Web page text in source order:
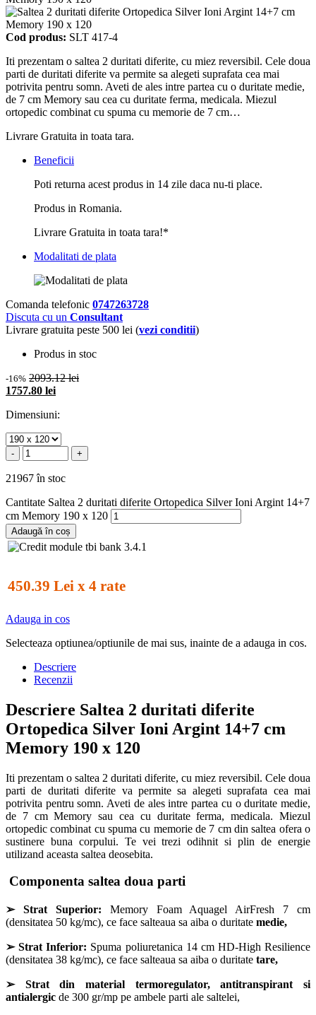
Cod produs: SLT 417-4
Iti prezentam o saltea 2 duritati diferite, cu miez reversibil. Cele doua
parti de duritati diferite va permite sa alegeti suprafata cea mai
potrivita pentru somn. Aveti de ales intre partea cu o duritate medie,
de 7 cm Memory sau cea cu duritate ferma, medicala. Miezul
ortopedic combinat cu spuma cu memorie de 7 cm…
Livrare Gratuita in toata tara.
Beneficii
Poti returna acest produs in 14 zile daca nu-ti place.
Produs in Romania.
Livrare Gratuita in toata tara!*
Modalitati de plata
Comanda telefonic 0747263728
Discuta cu un Consultant
Livrare gratuita peste 500 lei (vezi conditii)
Produs in stoc
-16% 2093.12 lei
1757.80 lei
Dimensiuni:
- +
21967 în stoc
Cantitate Saltea 2 duritati diferite Ortopedica Silver Ioni Argint 14+7
cm Memory 190 x 120
Adaugă în coș
450.39 Lei x 4 rate
Adauga in cos
Selecteaza optiunea/optiunile de mai sus, inainte de a adauga in cos.
Descriere
Recenzii
Descriere Saltea 2 duritati diferite
Ortopedica Silver Ioni Argint 14+7 cm
Memory 190 x 120
Iti prezentam o saltea 2 duritati diferite, cu miez reversibil. Cele doua
parti de duritati diferite va permite sa alegeti suprafata cea mai
potrivita pentru somn. Aveti de ales intre partea cu o duritate medie,
de 7 cm Memory sau cea cu duritate ferma, medicala. Miezul
ortopedic combinat cu spuma cu memorie de 7 cm din saltea ofera o
sustinere buna corpului. Te vei trezi odihnit si plin de energie
utilizand aceasta saltea deosebita.
Componenta saltea doua parti
➢Strat Superior: Memory Foam Aquagel AirFresh 7 cm
(densitatea 50 kg/mc), ce face salteaua sa aiba o duritate medie,
➢Strat Inferior: Spuma poliuretanica 14 cm HD-High Resilience
(densitatea 38 kg/mc), ce face salteaua sa aiba o duritate tare,
➢Strat din material termoregulator, antitranspirant si
antialergic de 300 gr/mp pe ambele parti ale saltelei,